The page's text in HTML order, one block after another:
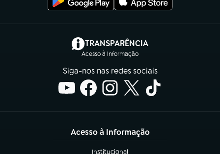
TRANSPARÊNCIA
Acesso à Informação
(abre em nova aba)
Siga-nos nas redes sociais
Acesso à Informação
Institucional